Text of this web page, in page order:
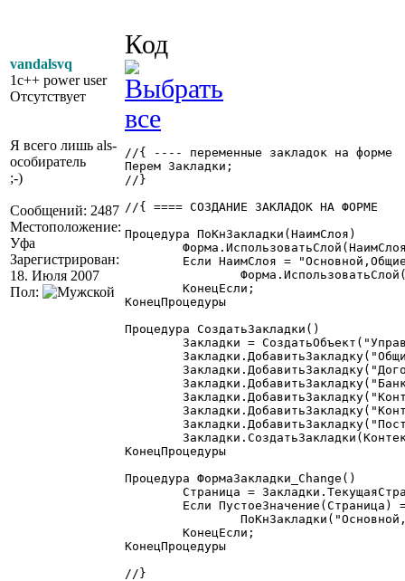
vandalsvq
1c++ power user
Отсутствует
Я всего лишь als-
особиратель
;-)
Сообщений: 2487
Местоположение:
Уфа
Зарегистрирован:
18. Июля 2007
Пол:
Код
//{ ---- переменные закладок на форме
Перем Закладки;
//}
//{ ==== СОЗДАНИЕ ЗАКЛАДОК НА ФОРМЕ
Процедура ПоКнЗакладки(НаимСлоя)
КонецПроцедуры
Процедура СоздатьЗакладки()
КонецПроцедуры
Процедура ФормаЗакладки_Change()
КонецПроцедуры
//}